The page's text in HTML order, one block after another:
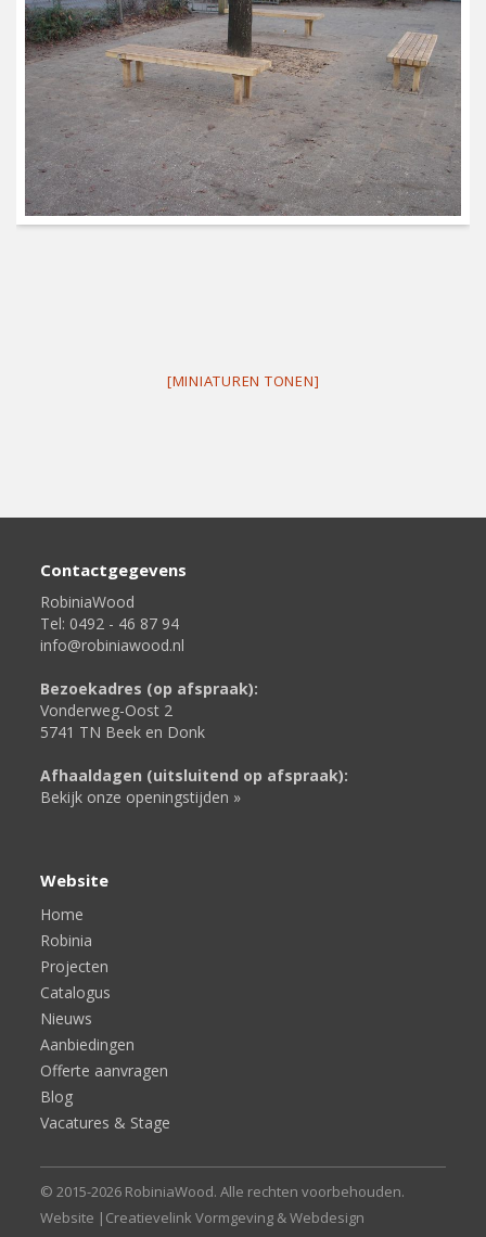
[MINIATUREN TONEN]
Contactgegevens
RobiniaWood
Tel: 0492 - 46 87 94
info@robiniawood.nl
Bezoekadres (op afspraak):
Vonderweg-Oost 2
5741 TN Beek en Donk
Afhaaldagen (uitsluitend op afspraak):
Bekijk onze openingstijden »
Website
Home
Robinia
Projecten
Catalogus
Nieuws
Aanbiedingen
Offerte aanvragen
Blog
Vacatures & Stage
© 2015-2026 RobiniaWood. Alle rechten voorbehouden.
Website | Creatievelink Vormgeving & Webdesign